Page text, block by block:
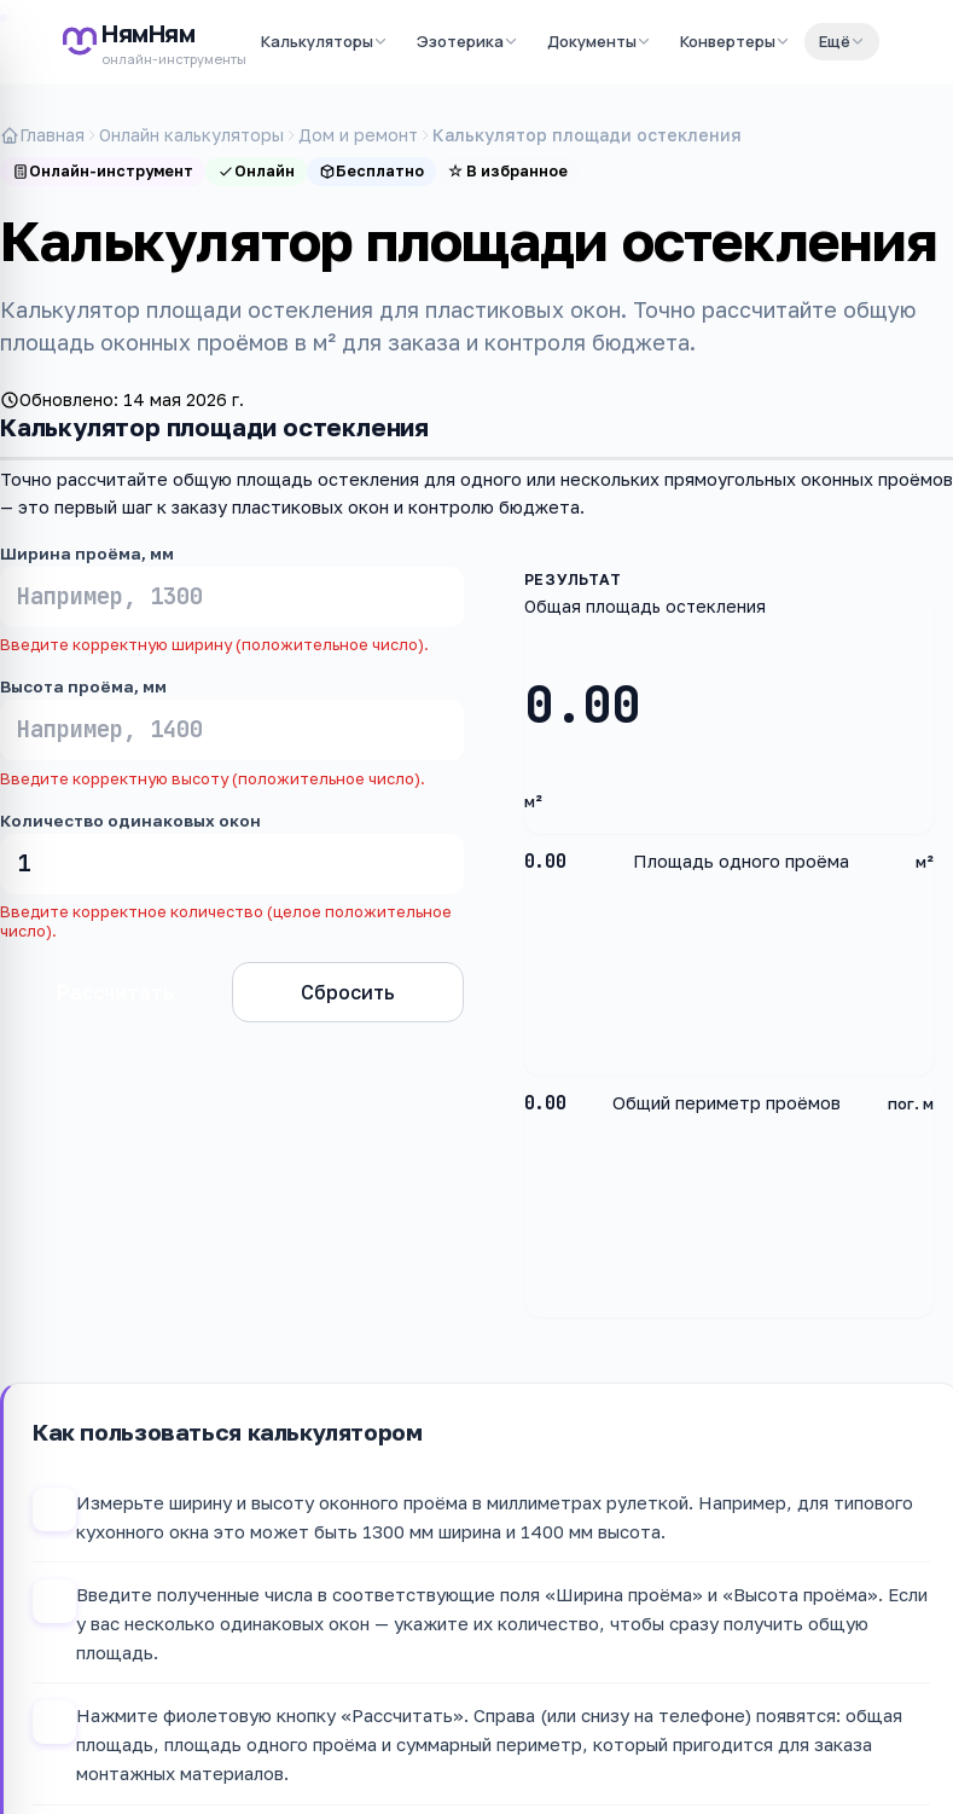
НямНям
онлайн-инструменты
Калькуляторы Эзотерика Документы Конвертеры Ещё
Главная Онлайн калькуляторы Дом и ремонт Калькулятор площади остекления
Онлайн-инструмент Онлайн Бесплатно ☆ В избранное
Калькулятор площади остекления
Калькулятор площади остекления для пластиковых окон. Точно рассчитайте общую
площадь оконных проёмов в м² для заказа и контроля бюджета.
Обновлено: 14 мая 2026 г.
Калькулятор площади остекления
Точно рассчитайте общую площадь остекления для одного или нескольких прямоугольных оконных проёмов
— это первый шаг к заказу пластиковых окон и контролю бюджета.
Ширина проёма, мм
Введите корректную ширину (положительное число).
Высота проёма, мм
Введите корректную высоту (положительное число).
Количество одинаковых окон
Введите корректное количество (целое положительное
число).
Сбросить
0.00
Общая площадь остекления
м²
0.00 Площадь одного проёма м²
0.00 Общий периметр проёмов пог. м
Как пользоваться калькулятором
Измерьте ширину и высоту оконного проёма в миллиметрах рулеткой. Например, для типового
кухонного окна это может быть 1300 мм ширина и 1400 мм высота.
Введите полученные числа в соответствующие поля «Ширина проёма» и «Высота проёма». Если
у вас несколько одинаковых окон — укажите их количество, чтобы сразу получить общую
площадь.
Нажмите фиолетовую кнопку «Рассчитать». Справа (или снизу на телефоне) появятся: общая
площадь, площадь одного проёма и суммарный периметр, который пригодится для заказа
монтажных материалов.